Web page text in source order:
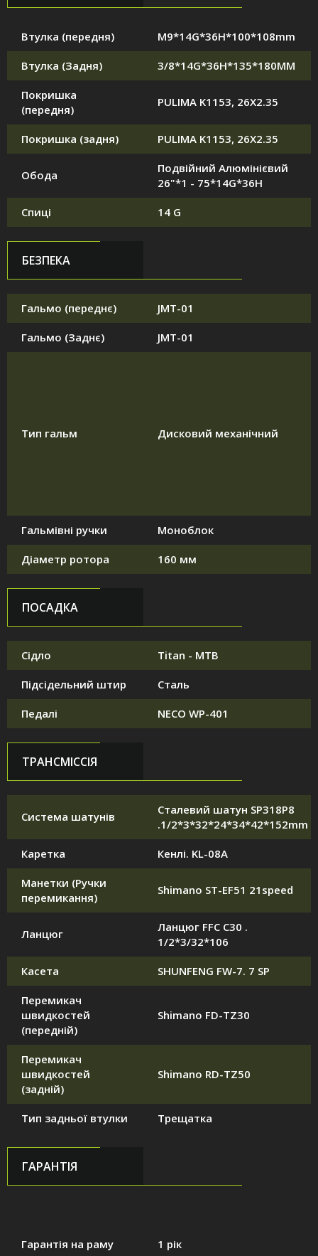
Втулка (передня) M9*14G*36H*100*108mm
Втулка (Задня) 3/8*14G*36H*135*180MM
Покришка
(передня)
PULIMA K1153, 26X2.35
Покришка (задня) PULIMA K1153, 26X2.35
Обода
Подвійний Алюмінієвий
26"*1 - 75*14G*36H
Спиці 14 G
БЕЗПЕКА
Гальмо (переднє) JMT-01
Гальмо (Заднє) JMT-01
Тип гальм Дисковий механічний
Гальмівні ручки Моноблок
Діаметр ротора 160 мм
ПОСАДКА
Сідло Titan - MTB
Підсідельний штир Сталь
Педалі NECO WP-401
ТРАНСМІССІЯ
Система шатунів
Сталевий шатун SP318P8
.1/2*3*32*24*34*42*152mm
Каретка Кенлі. KL-08A
Манетки (Ручки
перемикання)
Shimano ST-EF51 21speed
Ланцюг
Ланцюг FFC C30 .
1/2*3/32*106
Касета SHUNFENG FW-7. 7 SP
Перемикач
швидкостей
(передній)
Shimano FD-TZ30
Перемикач
швидкостей
(задній)
Shimano RD-TZ50
Тип задньої втулки Трещатка
ГАРАНТІЯ
Гарантія на раму 1 рік